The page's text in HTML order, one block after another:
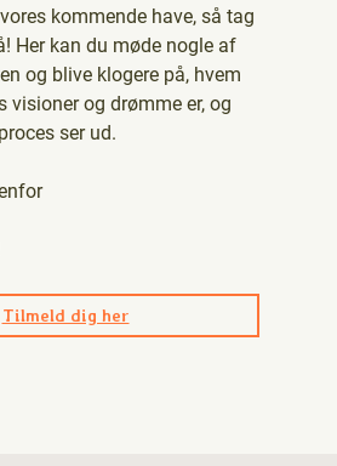
kommende have, så tag
Her kan du møde nogle af
og blive klogere på, hvem
visioner og drømme er, og
ser ud.
Tilmeld dig her